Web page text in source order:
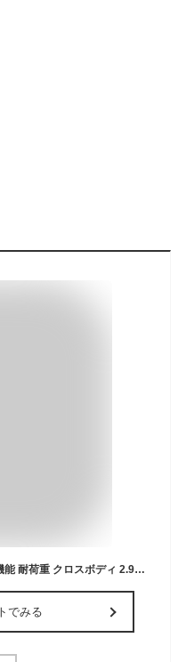
WANFIRE ハンズフリー 犬用リード 多機能 耐荷重 クロスボディ 2.9m （9.5 ft）車用安全バックル付き 中型・大型犬用 for Medium and Large Dogs 散歩・ジョギング・トレーニング (グレー 1.8-2.9m)
でみる